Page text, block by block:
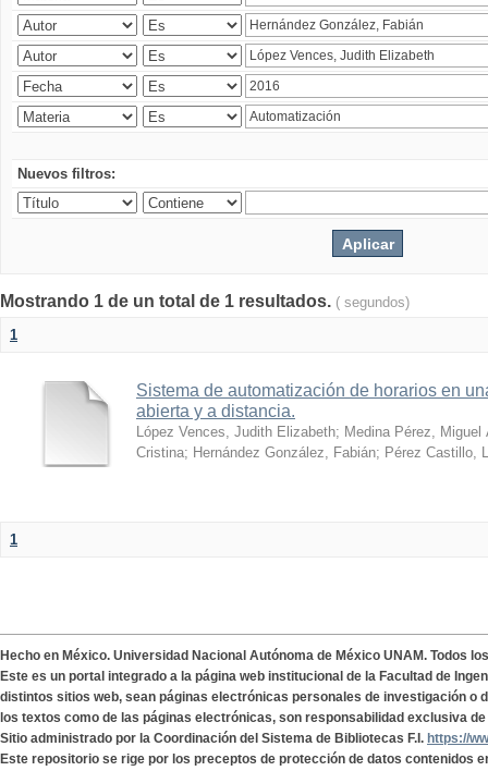
Nuevos filtros:
Mostrando 1 de un total de 1 resultados. ( segundos)
1
Sistema de automatización de horarios en
abierta y a distancia.
López Vences, Judith Elizabeth; Medina Pérez, Miguel
Cristina; Hernández González, Fabián; Pérez Castillo,
1
Hecho en México. Universidad Nacional Autónoma de México UNAM. Todos
Este es un portal integrado a la página web institucional de la Facultad de
distintos sitios web, sean páginas electrónicas personales de investigación o
los textos como de las páginas electrónicas, son responsabilidad exclusiva
Sitio administrado por la Coordinación del Sistema de Bibliotecas F.I. https://
Este repositorio se rige por los preceptos de protección de datos contenidos